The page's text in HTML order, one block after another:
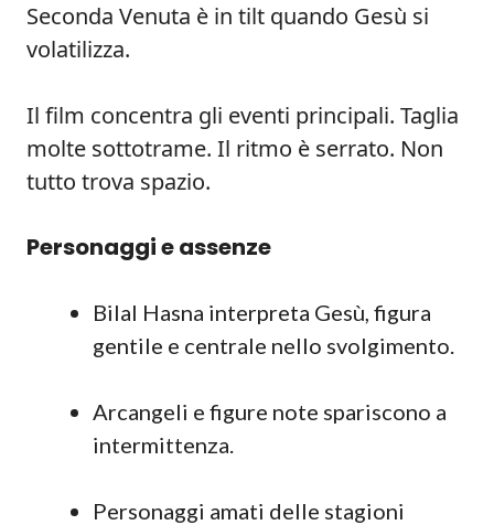
Seconda Venuta è in tilt quando Gesù si
volatilizza.
Il film concentra gli eventi principali. Taglia
molte sottotrame. Il ritmo è serrato. Non
tutto trova spazio.
Personaggi e assenze
Bilal Hasna interpreta Gesù, figura
gentile e centrale nello svolgimento.
Arcangeli e figure note spariscono a
intermittenza.
Personaggi amati delle stagioni